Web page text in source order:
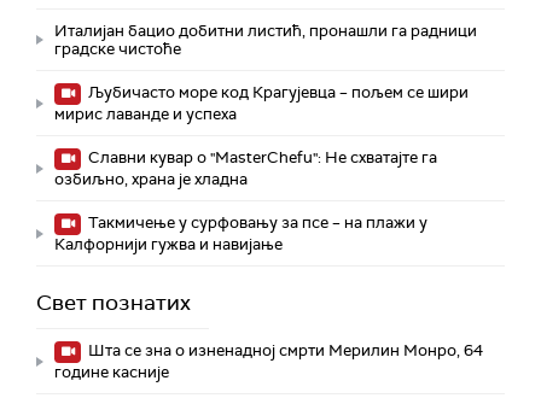
Италијан бацио добитни листић, пронашли га радници
градске чистоће
Љубичасто море код Крагујевца – пољем се шири
мирис лаванде и успеха
Славни кувар о "MasterChefu": Не схватајте га
озбиљно, храна је хладна
Такмичење у сурфовању за псе – на плажи у
Калфорнији гужва и навијање
Свет познатих
Шта се зна о изненадној смрти Мерилин Монро, 64
године касније